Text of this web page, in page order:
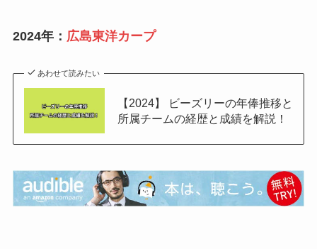
2024年： 広島東洋カープ
あわせて読みたい
【2024】 ビーズリーの年俸推移と
所属チームの経歴と成績を解説！